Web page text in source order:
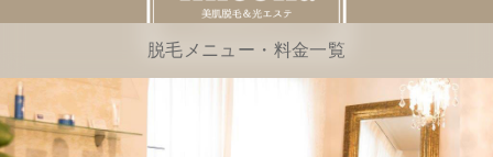
脱毛メニュー・料金一覧